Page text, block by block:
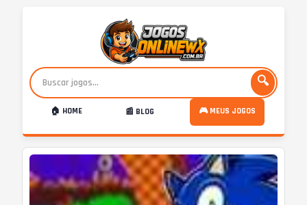
🔍
🏠 HOME 📰 BLOG 🎮 MEUS JOGOS